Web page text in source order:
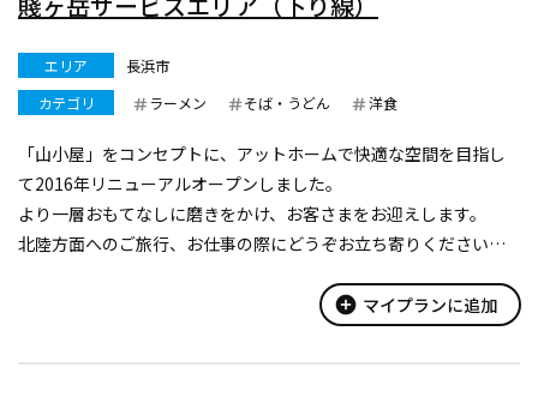
エリア
長浜市
カテゴリ
ラーメン そば・うどん 洋食
「山小屋」をコンセプトに、アットホームで快適な空間を目指し
て2016年リニューアルオープンしました。
より一層おもてなしに磨きをかけ、お客さまをお迎えします。
北陸方面へのご旅行、お仕事の際にどうぞお立ち寄りください。
ただけるように、ぷらっとパークを整備... add_circle マイプランに追加